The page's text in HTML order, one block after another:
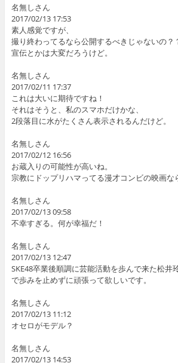
名無しさん
2017/02/13 17:53
素人感覚ですが、
撮り終わってるなら公開するべきじゃないの？
宣伝とかは大変だろうけど。
名無しさん
2017/02/11 17:37
これは大いに期待ですね！
それはそうと、私のスマホだけかな、
2段落目に⽔がたくさん表示されるんだけど。
名無しさん
2017/02/12 16:56
お蔵入りの可能性が高いね。
宗教にドップリハマってる漫才コンビの映画な
名無しさん
2017/02/13 09:58
不幸すぎる。何が幸福だ！
名無しさん
2017/02/13 12:47
SKE48卒業後順調に芸能活動を歩んで来た松井
で歩みを止めずに頑張って欲しいです。
名無しさん
2017/02/13 11:12
オセロがモデル？
名無しさん
2017/02/13 14:53